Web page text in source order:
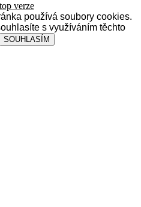
verze
používá soubory cookies.
s využíváním těchto
SOUHLASÍM